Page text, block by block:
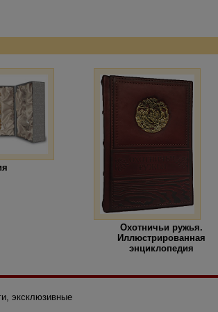
Охотничьи ружья.
Иллюстрированная
энциклопедия
эксклюзивные